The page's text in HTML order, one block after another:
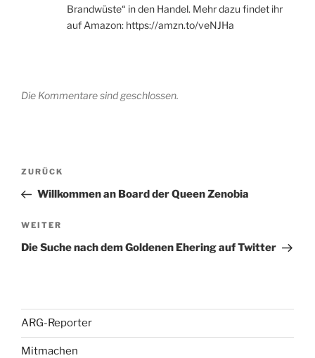
Brandwüste“ in den Handel. Mehr dazu findet ihr
auf Amazon: https://amzn.to/veNJHa
Die Kommentare sind geschlossen.
Beitragsnavigation
Vorheriger
Beitrag
ZURÜCK
Willkommen an Board der Queen Zenobia
Nächster
Beitrag
WEITER
Die Suche nach dem Goldenen Ehering auf Twitter
ARG-Reporter
Mitmachen